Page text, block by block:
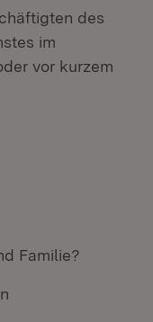
des
im
vor kurzem
Familie?